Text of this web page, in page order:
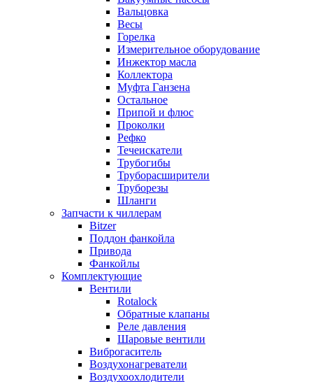
Вальцовка
Весы
Горелка
Измерительное оборудование
Инжектор масла
Коллектора
Муфта Ганзена
Остальное
Припой и флюс
Проколки
Рефко
Течеискатели
Трубогибы
Труборасширители
Труборезы
Шланги
Запчасти к чиллерам
Bitzer
Поддон фанкойла
Привода
Фанкойлы
Комплектующие
Вентили
Rotalock
Обратные клапаны
Реле давления
Шаровые вентили
Виброгаситель
Воздухонагреватели
Воздухоохлодители